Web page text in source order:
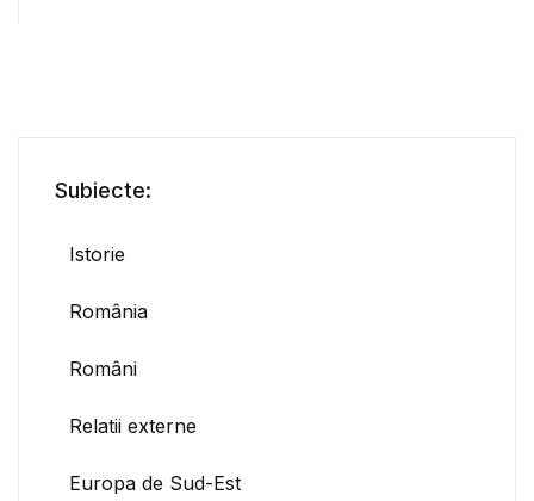
Subiecte:
Istorie
România
Români
Relatii externe
Europa de Sud-Est